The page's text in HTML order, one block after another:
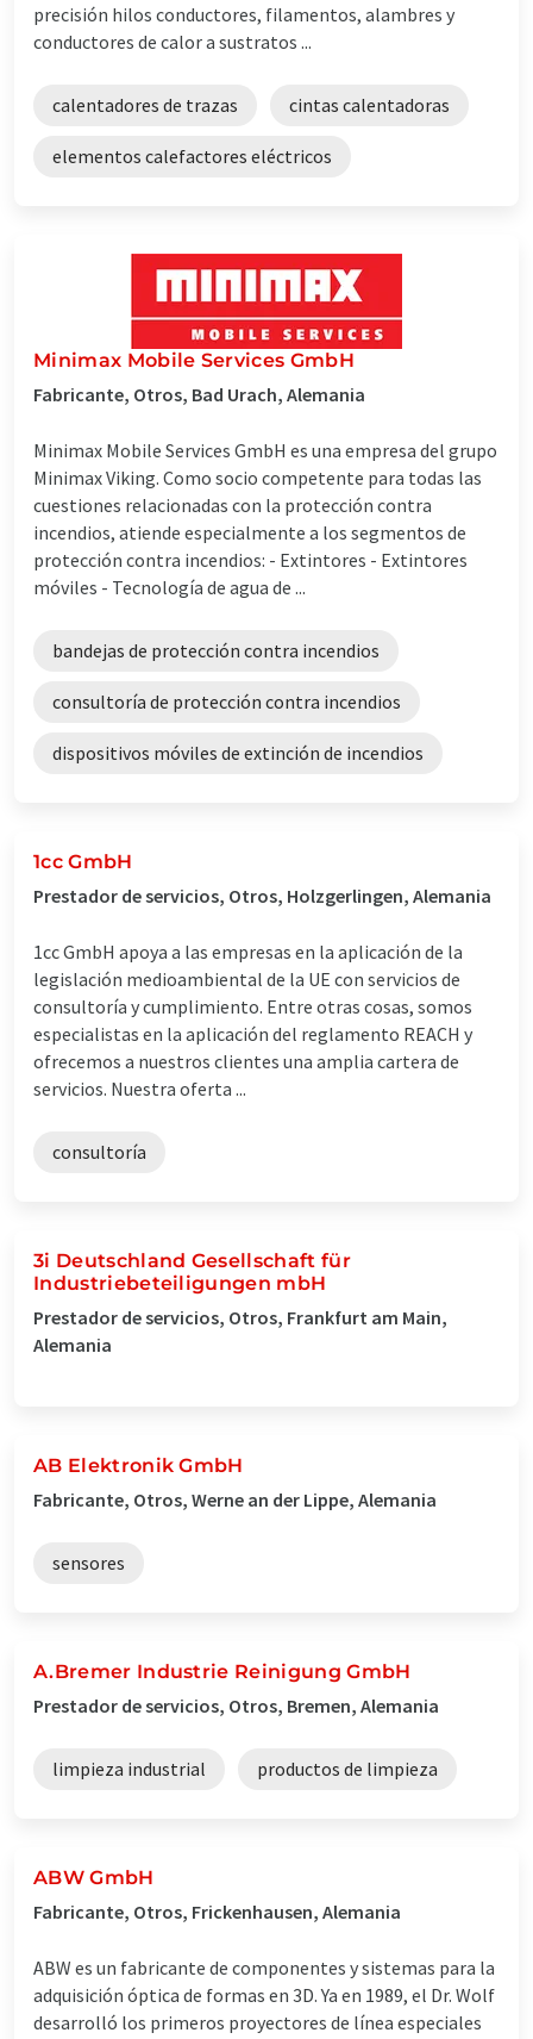
precisión hilos conductores, filamentos, alambres y
conductores de calor a sustratos ...
calentadores de trazas cintas calentadoras
elementos calefactores eléctricos
Minimax Mobile Services GmbH
Fabricante, Otros, Bad Urach, Alemania
Minimax Mobile Services GmbH es una empresa del grupo
Minimax Viking. Como socio competente para todas las
cuestiones relacionadas con la protección contra
incendios, atiende especialmente a los segmentos de
protección contra incendios: - Extintores - Extintores
móviles - Tecnología de agua de ...
bandejas de protección contra incendios
consultoría de protección contra incendios
dispositivos móviles de extinción de incendios
1cc GmbH
Prestador de servicios, Otros, Holzgerlingen, Alemania
1cc GmbH apoya a las empresas en la aplicación de la
legislación medioambiental de la UE con servicios de
consultoría y cumplimiento. Entre otras cosas, somos
especialistas en la aplicación del reglamento REACH y
ofrecemos a nuestros clientes una amplia cartera de
servicios. Nuestra oferta ...
consultoría
3i Deutschland Gesellschaft für
Industriebeteiligungen mbH
Prestador de servicios, Otros, Frankfurt am Main,
Alemania
AB Elektronik GmbH
Fabricante, Otros, Werne an der Lippe, Alemania
sensores
A.Bremer Industrie Reinigung GmbH
Prestador de servicios, Otros, Bremen, Alemania
limpieza industrial productos de limpieza
ABW GmbH
Fabricante, Otros, Frickenhausen, Alemania
ABW es un fabricante de componentes y sistemas para la
adquisición óptica de formas en 3D. Ya en 1989, el Dr. Wolf
desarrolló los primeros proyectores de línea especiales